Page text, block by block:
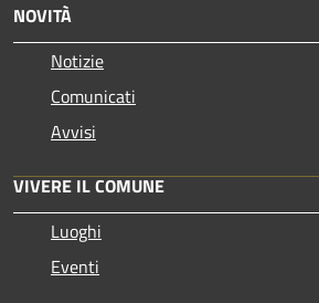
NOVITÀ
Notizie
Comunicati
Avvisi
VIVERE IL COMUNE
Luoghi
Eventi